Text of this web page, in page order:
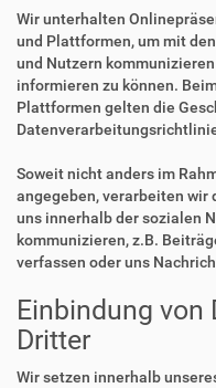
Wir unterhalten
und Plattformen, um mit
und Nutzern
informieren zu können.
Plattformen gelten die
Soweit nicht anders im
angegeben, verarbeiten wir
uns innerhalb der sozialen
kommunizieren, z.B.
verfassen oder uns
Einbindung von
Dritter
Wir setzen innerhalb